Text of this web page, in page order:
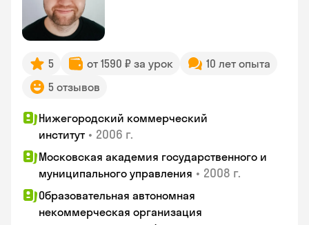
5 от 1590 ₽ за урок
10 лет опыта
5 отзывов
Нижегородский коммерческий
институт • 2006 г.
Московская академия государственного и
муниципального управления • 2008 г.
Образовательная автономная
некоммерческая организация